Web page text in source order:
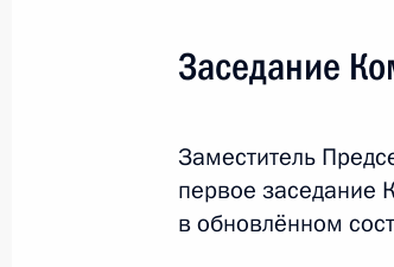
Федерации
Лента событий
Заседание
Заместитель
первое заседание
в обновлённом